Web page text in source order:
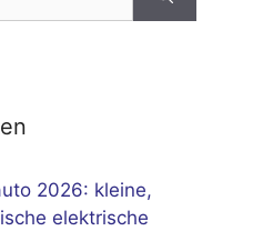
2026: kleine,
elektrische